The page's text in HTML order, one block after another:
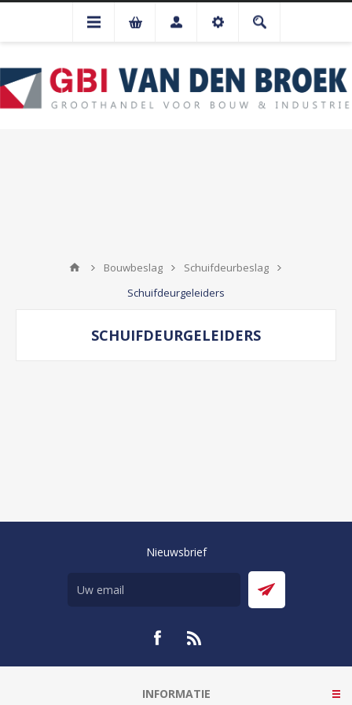
Bouwbeslag
Schuifdeurbeslag
Schuifdeurgeleiders
SCHUIFDEURGELEIDERS
Nieuwsbrief
INFORMATIE